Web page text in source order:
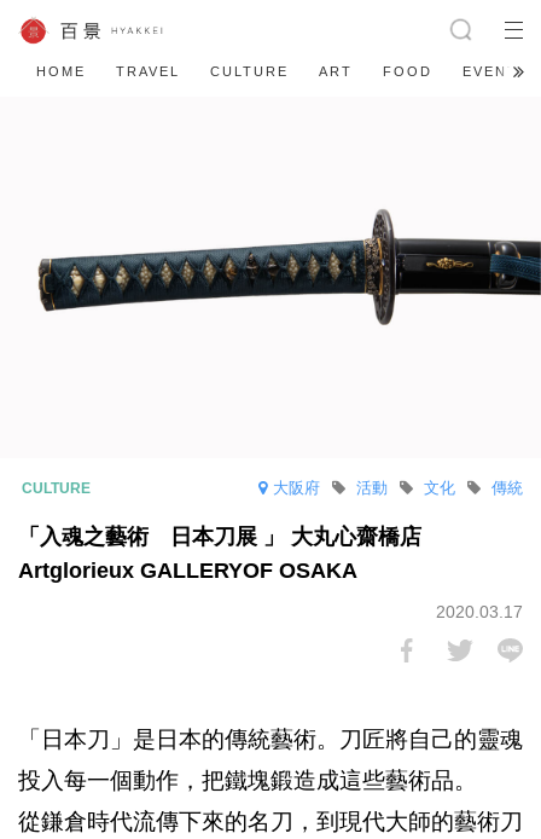
HOME TRAVEL CULTURE ART FOOD EVENT
大阪府 傳統
文化
活動
「入魂之藝術 日本刀展 」 大丸心齋橋店
Artglorieux GALLERYOF OSAKA
2020.03.17
「日本刀」是日本的傳統藝術。刀匠將自己的靈魂
投入每一個動作，把鐵塊鍛造成這些藝術品。
從鎌倉時代流傳下來的名刀，到現代大師的藝術刀